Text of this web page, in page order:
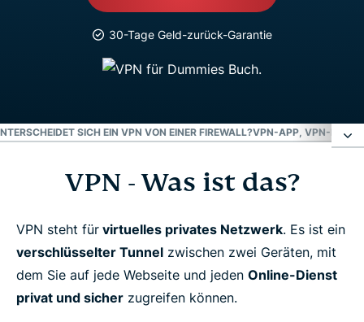
30-Tage Geld-zurück-Garantie
SICH EIN VPN VON EINER FIREWALL?VPN-APP, VPN-
VPN - Was ist das?
Wie funktioniert das VPN-Tunneling?
Wozu benötige ich ein VPN?
VPN - Was ist das?
VPN steht für virtuelles privates Netzwerk. Es ist ein
verschlüsselter Tunnel zwischen zwei Geräten, mit
dem Sie auf jede Webseite und jeden Online-Dienst
privat und sicher zugreifen können.